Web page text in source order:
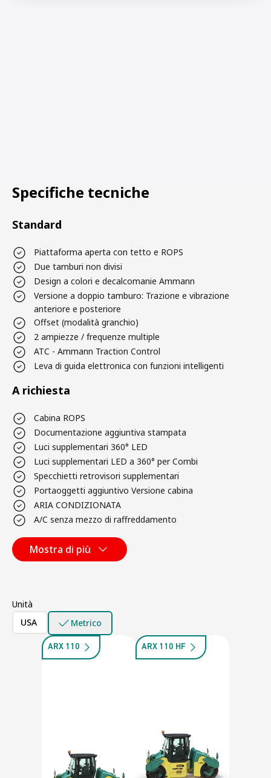
Specifiche tecniche
Standard
Piattaforma aperta con tetto e ROPS
Due tamburi non divisi
Design a colori e decalcomanie Ammann
Versione a doppio tamburo: Trazione e vibrazione
anteriore e posteriore
Offset (modalità granchio)
2 ampiezze / frequenze multiple
ATC - Ammann Traction Control
Leva di guida elettronica con funzioni intelligenti
A richiesta
Cabina ROPS
Documentazione aggiuntiva stampata
Luci supplementari 360° LED
Luci supplementari LED a 360° per Combi
Specchietti retrovisori supplementari
Portaoggetti aggiuntivo Versione cabina
ARIA CONDIZIONATA
A/C senza mezzo di raffreddamento
Mostra di più
Unità
USA
Metrico
ARX 110 ARX 110 HF